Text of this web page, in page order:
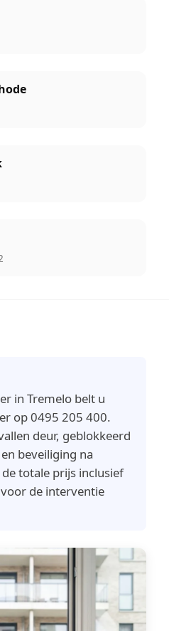
in Tremelo belt u
op 0495 205 400.
deur, geblokkeerd
beveiliging na
totale prijs inclusief
de interventie